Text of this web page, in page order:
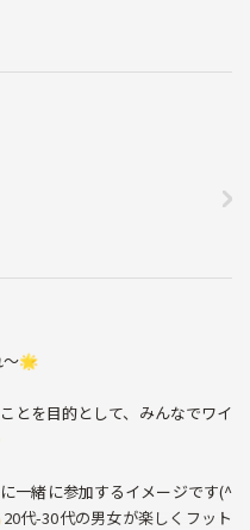
〜🌟
とを目的として、みんなでワイ
一緒に参加するイメージです(^
代-30代の男女が楽しくフット